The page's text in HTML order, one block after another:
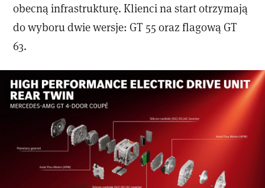
obecną infrastrukturę. Klienci na start otrzymają
do wyboru dwie wersje: GT 55 oraz flagową GT
63.